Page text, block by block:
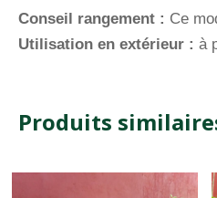
Conseil rangement : Ce
Utilisation en extérieur : à
Produits